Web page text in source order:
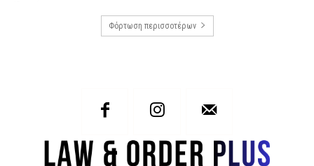
Φόρτωση περισσοτέρων